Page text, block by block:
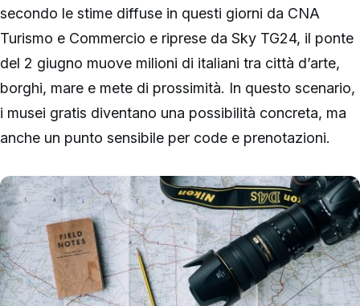
secondo le stime diffuse in questi giorni da CNA
Turismo e Commercio e riprese da Sky TG24, il ponte
del 2 giugno muove milioni di italiani tra città d’arte,
borghi, mare e mete di prossimità. In questo scenario,
i musei gratis diventano una possibilità concreta, ma
anche un punto sensibile per code e prenotazioni.